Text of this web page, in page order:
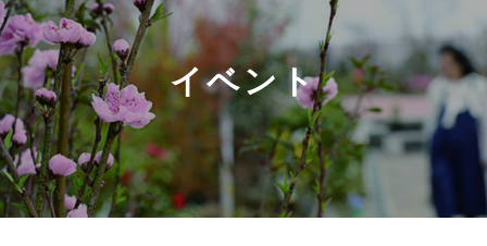
イベント